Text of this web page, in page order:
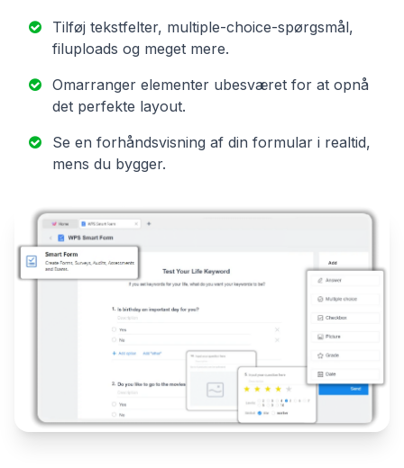
Tilføj tekstfelter, multiple-choice-spørgsmål,
filuploads og meget mere.
Omarranger elementer ubesværet for at opnå
det perfekte layout.
Se en forhåndsvisning af din formular i realtid,
mens du bygger.